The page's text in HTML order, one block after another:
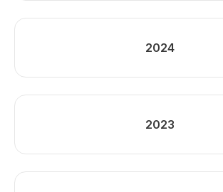
2024
2023